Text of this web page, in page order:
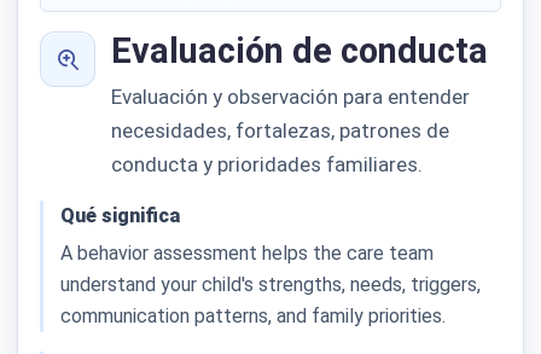
Evaluación de conducta
Evaluación y observación para entender
necesidades, fortalezas, patrones de
conducta y prioridades familiares.
Qué significa
A behavior assessment helps the care team
understand your child's strengths, needs, triggers,
communication patterns, and family priorities.